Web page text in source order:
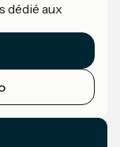
dédié aux